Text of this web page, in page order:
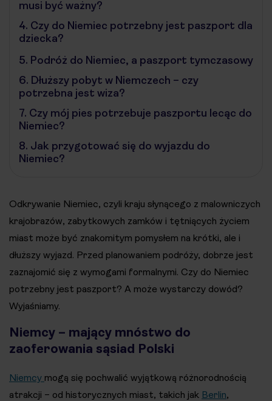
musi być ważny?
4. Czy do Niemiec potrzebny jest paszport dla
dziecka?
5. Podróż do Niemiec, a paszport tymczasowy
6. Dłuższy pobyt w Niemczech – czy
potrzebna jest wiza?
7. Czy mój pies potrzebuje paszportu lecąc do
Niemiec?
8. Jak przygotować się do wyjazdu do
Niemiec?
Odkrywanie Niemiec, czyli kraju słynącego z malowniczych
krajobrazów, zabytkowych zamków i tętniących życiem
miast może być znakomitym pomysłem na krótki, ale i
dłuższy wyjazd. Przed planowaniem podróży, dobrze jest
zaznajomić się z wymogami formalnymi. Czy do Niemiec
potrzebny jest paszport? A może wystarczy dowód?
Wyjaśniamy.
Niemcy – mający mnóstwo do
zaoferowania sąsiad Polski
Niemcy mogą się pochwalić wyjątkową różnorodnością
atrakcji – od historycznych miast, takich jak Berlin,